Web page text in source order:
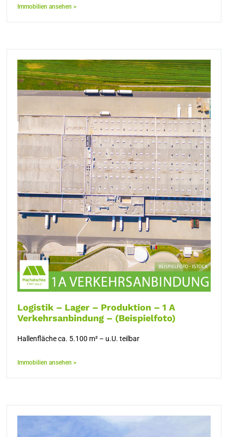
Immobilien ansehen >
Logistik – Lager – Produktion – 1 A
Verkehrsanbindung – (Beispielfoto)
Hallenfläche ca. 5.100 m² – u.U. teilbar
Immobilien ansehen >